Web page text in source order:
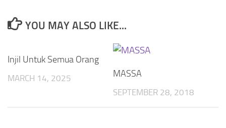
YOU MAY ALSO LIKE...
Injil Untuk Semua Orang
MARCH 14, 2025 MASSA
SEPTEMBER 28, 2018